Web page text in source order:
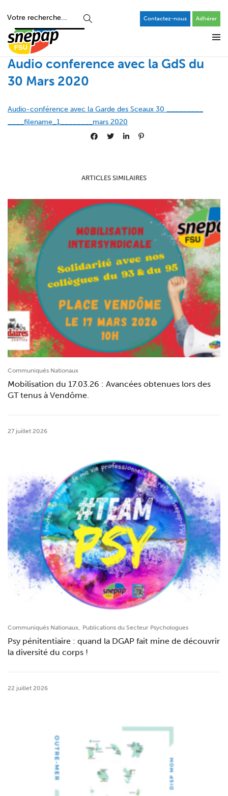
Contactez-nous Adhérer
Audio conference avec la GdS du
30 Mars 2020
Audio-conférence avec la Garde des Sceaux 30 _________
____filename_1________mars 2020
ARTICLES SIMILAIRES
Communiqués Nationaux
Mobilisation du 17.03.26 : Avancées obtenues lors des
GT tenus à Vendôme.
27 juillet 2026
Communiqués Nationaux, Publications du Secteur Psychologues
Psy pénitentiaire : quand la DGAP fait mine de découvrir
la diversité du corps !
22 juillet 2026